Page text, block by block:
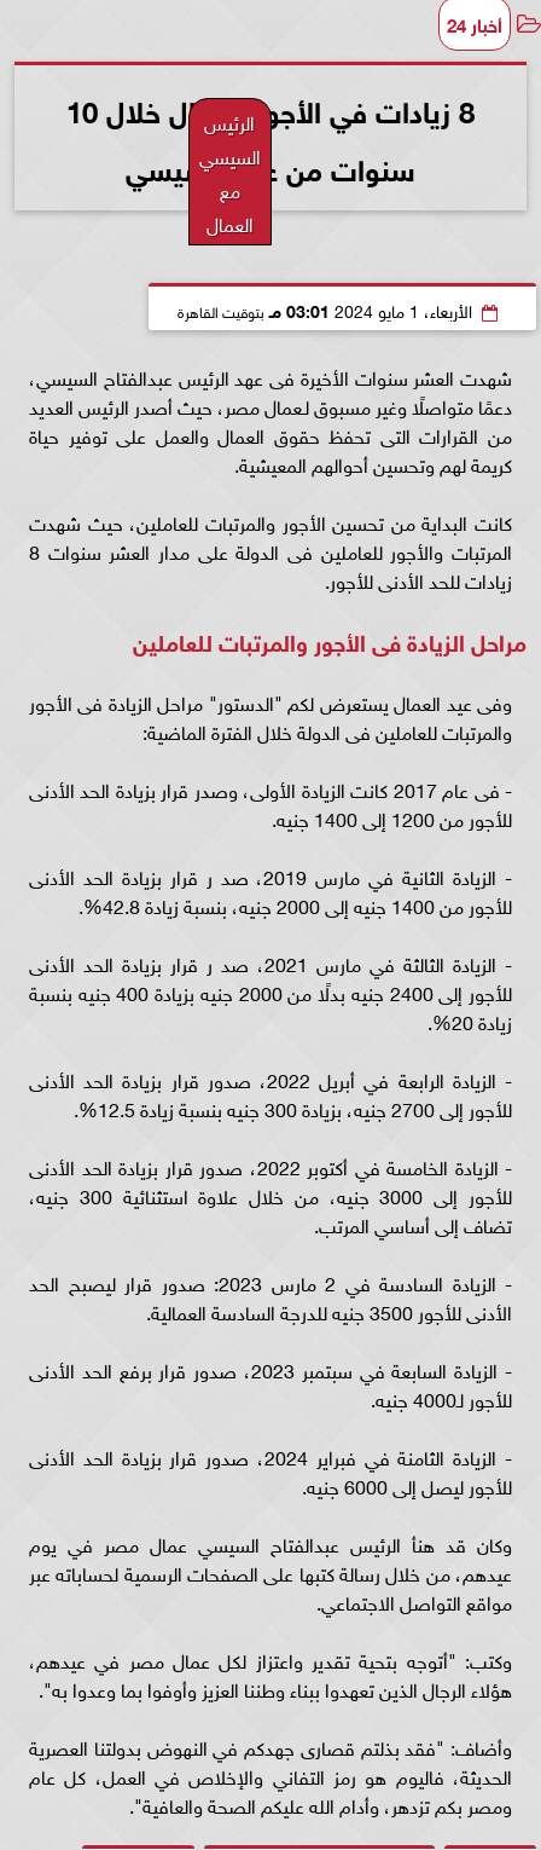
أخبار 24
8 زيادات في الأجور للعمال خلال 10
سنوات من عهد السيسي
الرئيس
السيسي
مع
العمال
الأربعاء، 1 مايو 2024 03:01 مـ بتوقيت القاهرة
شهدت العشر سنوات الأخيرة فى عهد الرئيس عبدالفتاح السيسي،
دعمًا متواصلًا وغير مسبوق لـعمال مصر، حيث أصدر الرئيس العديد
من القرارات التى تحفظ حقوق العمال والعمل على توفير حياة
كريمة لهم وتحسين أحوالهم المعيشية.
كانت البداية من تحسين الأجور والمرتبات للعاملين، حيث شهدت
المرتبات والأجور للعاملين فى الدولة على مدار العشر سنوات 8
زيادات للحد الأدنى للأجور.
مراحل الزيادة فى الأجور والمرتبات للعاملين
وفى عيد العمال يستعرض لكم "الدستور" مراحل الزيادة فى الأجور
والمرتبات للعاملين فى الدولة خلال الفترة الماضية:
- فى عام 2017 كانت الزيادة الأولى، وصدر قرار بزيادة الحد الأدنى
للأجور من 1200 إلى 1400 جنيه.
- الزيادة الثانية في مارس 2019، صد ر قرار بزيادة الحد الأدنى
للأجور من 1400 جنيه إلى 2000 جنيه، بنسبة زيادة 42.8%.
- الزيادة الثالثة في مارس 2021، صد ر قرار بزيادة الحد الأدنى
للأجور إلى 2400 جنيه بدلًا من 2000 جنيه بزيادة 400 جنيه بنسبة
زيادة 20%.
- الزيادة الرابعة في أبريل 2022، صدور قرار بزيادة الحد الأدنى
للأجور إلى 2700 جنيه، بزيادة 300 جنيه بنسبة زيادة 12.5%.
- الزيادة الخامسة في أكتوبر 2022، صدور قرار بزيادة الحد الأدنى
للأجور إلى 3000 جنيه، من خلال علاوة استثنائية 300 جنيه،
تضاف إلى أساسي المرتب.
- الزيادة السادسة في 2 مارس 2023: صدور قرار ليصبح الحد
الأدنى للأجور 3500 جنيه للدرجة السادسة العمالية.
- الزيادة السابعة في سبتمبر 2023، صدور قرار برفع الحد الأدنى
للأجور لـ4000 جنيه.
- الزيادة الثامنة في فبراير 2024، صدور قرار بزيادة الحد الأدنى
للأجور ليصل إلى 6000 جنيه.
وكان قد هنأ الرئيس عبدالفتاح السيسي عمال مصر في يوم
عيدهم، من خلال رسالة كتبها على الصفحات الرسمية لحساباته عبر
مواقع التواصل الاجتماعي.
وكتب: "أتوجه بتحية تقدير واعتزاز لكل عمال مصر في عيدهم،
هؤلاء الرجال الذين تعهدوا ببناء وطننا العزيز وأوفوا بما وعدوا به".
وأضاف: "فقد بذلتم قصارى جهدكم في النهوض بدولتنا العصرية
الحديثة، فاليوم هو رمز التفاني والإخلاص في العمل، كل عام
ومصر بكم تزدهر، وأدام الله عليكم الصحة والعافية".